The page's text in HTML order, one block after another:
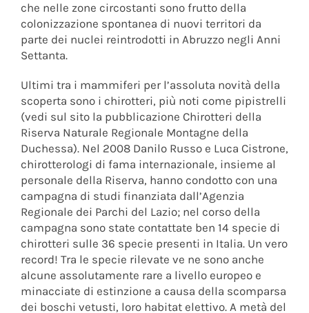
che nelle zone circostanti sono frutto della
colonizzazione spontanea di nuovi territori da
parte dei nuclei reintrodotti in Abruzzo negli Anni
Settanta.
Ultimi tra i mammiferi per l’assoluta novità della
scoperta sono i chirotteri, più noti come pipistrelli
(vedi sul sito la pubblicazione Chirotteri della
Riserva Naturale Regionale Montagne della
Duchessa). Nel 2008 Danilo Russo e Luca Cistrone,
chirotterologi di fama internazionale, insieme al
personale della Riserva, hanno condotto con una
campagna di studi finanziata dall’Agenzia
Regionale dei Parchi del Lazio; nel corso della
campagna sono state contattate ben 14 specie di
chirotteri sulle 36 specie presenti in Italia. Un vero
record! Tra le specie rilevate ve ne sono anche
alcune assolutamente rare a livello europeo e
minacciate di estinzione a causa della scomparsa
dei boschi vetusti, loro habitat elettivo. A metà del